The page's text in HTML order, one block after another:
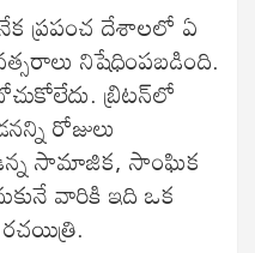
ప్రపంచ దేశాలలో ఏ
నిషేధింపబడింది.
బ్రిటన్‍లో
రోజులు
సామాజిక, సాంఘిక
వారికి ఇది ఒక